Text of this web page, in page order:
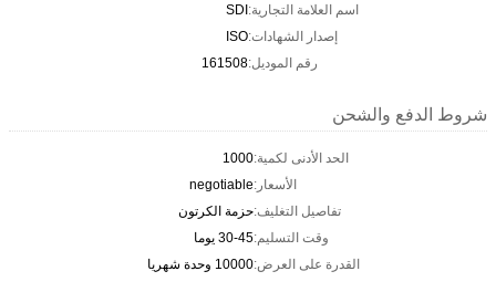
اسم العلامة التجارية:SDI
إصدار الشهادات:ISO
رقم الموديل:161508
شروط الدفع والشحن
الحد الأدنى لكمية:1000
الأسعار:negotiable
تفاصيل التغليف:حزمة الكرتون
وقت التسليم:30-45 يوما
القدرة على العرض:10000 وحدة شهريا